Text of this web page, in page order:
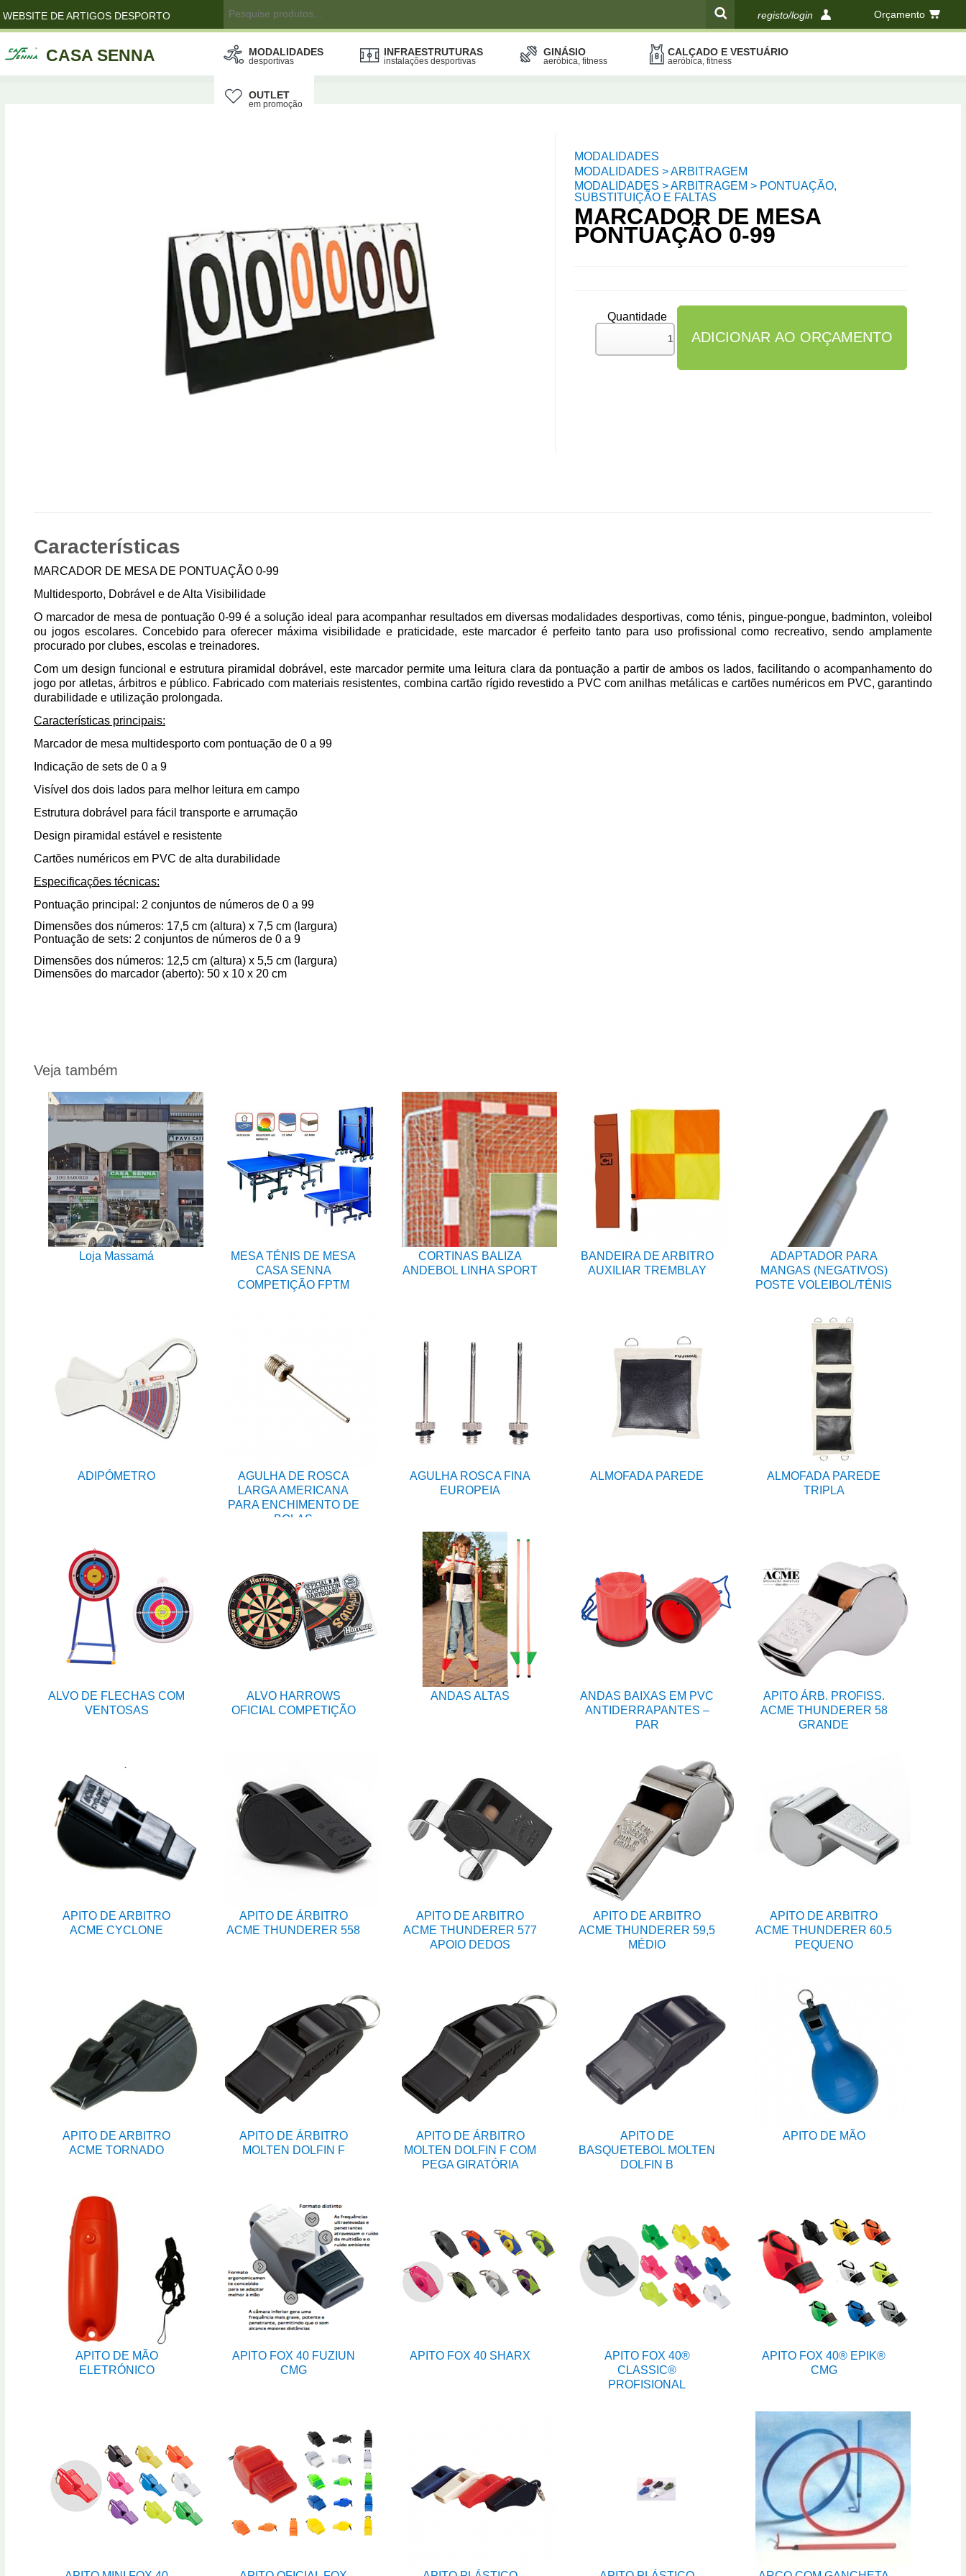
WEBSITE DE ARTIGOS DESPORTO registo/login Orçamento
CASA SENNA MODALIDADES
desportivas
INFRAESTRUTURAS
instalações desportivas
GINÁSIO
aeróbica, fitness
CALÇADO E VESTUÁRIO
aeróbica, fitness
OUTLET
em promoção
MODALIDADES
MODALIDADES > ARBITRAGEM
MODALIDADES > ARBITRAGEM > PONTUAÇÃO,
SUBSTITUIÇÃO E FALTAS
MARCADOR DE MESA
PONTUAÇÃO 0-99
Quantidade
Características
MARCADOR DE MESA DE PONTUAÇÃO 0-99
Multidesporto, Dobrável e de Alta Visibilidade
O marcador de mesa de pontuação 0-99 é a solução ideal para acompanhar resultados em diversas modalidades desportivas, como ténis, pingue-pongue, badminton, voleibol
ou jogos escolares. Concebido para oferecer máxima visibilidade e praticidade, este marcador é perfeito tanto para uso profissional como recreativo, sendo amplamente
procurado por clubes, escolas e treinadores.
Com um design funcional e estrutura piramidal dobrável, este marcador permite uma leitura clara da pontuação a partir de ambos os lados, facilitando o acompanhamento do
jogo por atletas, árbitros e público. Fabricado com materiais resistentes, combina cartão rígido revestido a PVC com anilhas metálicas e cartões numéricos em PVC, garantindo
durabilidade e utilização prolongada.
Características principais:
Marcador de mesa multidesporto com pontuação de 0 a 99
Indicação de sets de 0 a 9
Visível dos dois lados para melhor leitura em campo
Estrutura dobrável para fácil transporte e arrumação
Design piramidal estável e resistente
Cartões numéricos em PVC de alta durabilidade
Especificações técnicas:
Pontuação principal: 2 conjuntos de números de 0 a 99
Dimensões dos números: 17,5 cm (altura) x 7,5 cm (largura)
Pontuação de sets: 2 conjuntos de números de 0 a 9
Dimensões dos números: 12,5 cm (altura) x 5,5 cm (largura)
Dimensões do marcador (aberto): 50 x 10 x 20 cm
Veja também
Loja Massamá
MESA TÉNIS DE MESA
CASA SENNA
COMPETIÇÃO FPTM
CORTINAS BALIZA
ANDEBOL LINHA SPORT
BANDEIRA DE ARBITRO
AUXILIAR TREMBLAY
ADAPTADOR PARA
MANGAS (NEGATIVOS)
POSTE VOLEIBOL/TÉNIS
ADIPÓMETRO
AGULHA DE ROSCA
LARGA AMERICANA
PARA ENCHIMENTO DE
BOLAS
AGULHA ROSCA FINA
EUROPEIA
ALMOFADA PAREDE
ALMOFADA PAREDE
TRIPLA
ALVO DE FLECHAS COM
VENTOSAS
ALVO HARROWS
OFICIAL COMPETIÇÃO
ANDAS ALTAS
ANDAS BAIXAS EM PVC
ANTIDERRAPANTES –
PAR
APITO ÁRB. PROFISS.
ACME THUNDERER 58
GRANDE
APITO DE ARBITRO
ACME CYCLONE
APITO DE ÁRBITRO
ACME THUNDERER 558
APITO DE ARBITRO
ACME THUNDERER 577
APOIO DEDOS
APITO DE ARBITRO
ACME THUNDERER 59,5
MÉDIO
APITO DE ARBITRO
ACME THUNDERER 60.5
PEQUENO
APITO DE ARBITRO
ACME TORNADO
APITO DE ÁRBITRO
MOLTEN DOLFIN F
APITO DE ÁRBITRO
MOLTEN DOLFIN F COM
PEGA GIRATÓRIA
APITO DE
BASQUETEBOL MOLTEN
DOLFIN B
APITO DE MÃO
APITO DE MÃO
ELETRÓNICO
APITO FOX 40 FUZIUN
CMG
APITO FOX 40 SHARX
APITO FOX 40®
CLASSIC®
PROFISIONAL
APITO FOX 40® EPIK®
CMG